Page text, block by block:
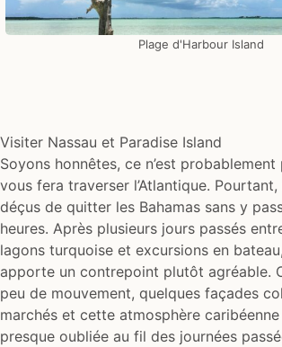
Plage d'Harbour Island
Visiter Nassau et Paradise Island
Soyons honnêtes, ce n’est probablement
vous fera traverser l’Atlantique.
déçus de quitter les Bahamas sans y
heures. Après plusieurs jours passés
lagons turquoise et excursions en
apporte un contrepoint plutôt agréable.
peu de mouvement, quelques façades
marchés et cette atmosphère caribéenne
presque oubliée au fil des journées